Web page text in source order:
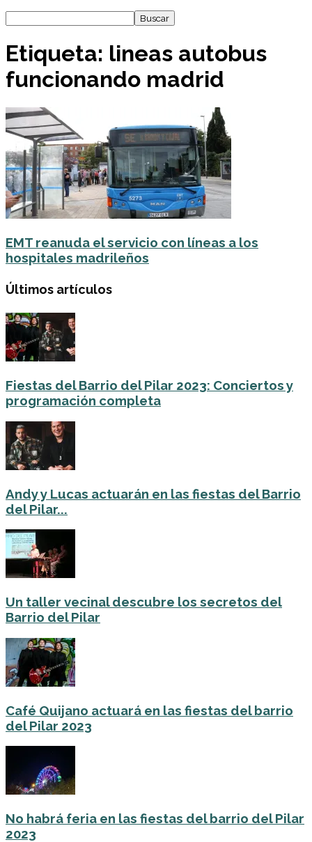
Etiqueta: lineas autobus
funcionando madrid
EMT reanuda el servicio con líneas a los
hospitales madrileños
Últimos artículos
Fiestas del Barrio del Pilar 2023: Conciertos y
programación completa
Andy y Lucas actuarán en las fiestas del Barrio
del Pilar...
Un taller vecinal descubre los secretos del
Barrio del Pilar
Café Quijano actuará en las fiestas del barrio
del Pilar 2023
No habrá feria en las fiestas del barrio del Pilar
2023